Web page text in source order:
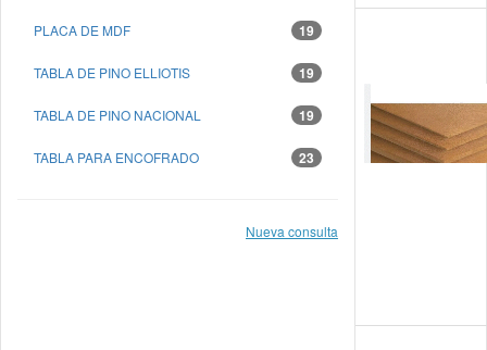
19
PLACA DE MDF
19
TABLA DE PINO ELLIOTIS
19
TABLA DE PINO NACIONAL
23
TABLA PARA ENCOFRADO
Nueva consulta